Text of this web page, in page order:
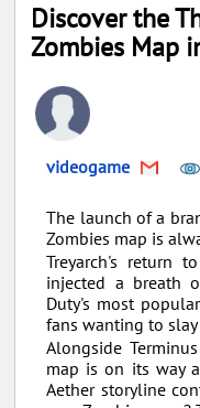
Discover the
Zombies Map
videogame
The launch of a
Zombies map is
Treyarch's return
injected a breath
Duty's most
fans wanting to
Alongside
map is on its way
Aether storyline